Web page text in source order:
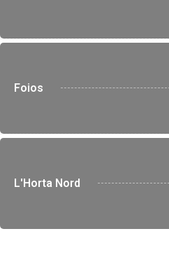
Foios
L'Horta Nord